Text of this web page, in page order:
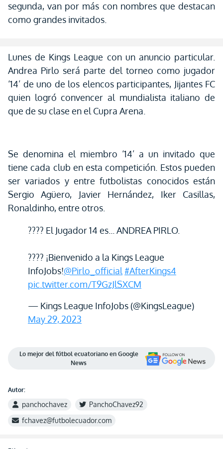
segunda, van por más con nombres que destacan
como grandes invitados.
Lunes de Kings League con un anuncio particular.
Andrea Pirlo será parte del torneo como jugador
‘14’ de uno de los elencos participantes, Jijantes FC
quien logró convencer al mundialista italiano de
que de su clase en el Cupra Arena.
Se denomina el miembro ‘14’ a un invitado que
tiene cada club en esta competición. Estos pueden
ser variados y entre futbolistas conocidos están
Sergio Agüero, Javier Hernández, Iker Casillas,
Ronaldinho, entre otros.
???? El Jugador 14 es... ANDREA PIRLO.
???? ¡Bienvenido a la Kings League
InfoJobs!@Pirlo_official #AfterKings4
pic.twitter.com/T9GzJlSXCM
— Kings League InfoJobs (@KingsLeague)
May 29, 2023
Lo mejor del fútbol ecuatoriano en Google
News
Autor:
panchochavez
PanchoChavez92
fchavez@futbolecuador.com